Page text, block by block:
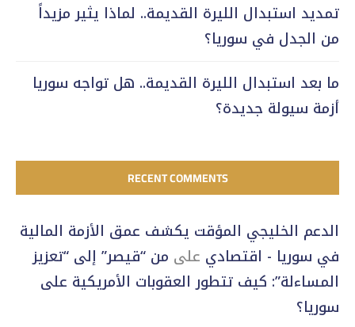
تمديد استبدال الليرة القديمة.. لماذا يثير مزيداً
من الجدل في سوريا؟
ما بعد استبدال الليرة القديمة.. هل تواجه سوريا
أزمة سيولة جديدة؟
RECENT COMMENTS
الدعم الخليجي المؤقت يكشف عمق الأزمة المالية
في سوريا - اقتصادي على من “قيصر” إلى “تعزيز
المساءلة”: كيف تتطور العقوبات الأمريكية على
سوريا؟